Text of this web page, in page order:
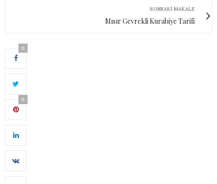
SONRAKI MAKALE
Mısır Gevrekli Kurabiye Tarifi
0
0